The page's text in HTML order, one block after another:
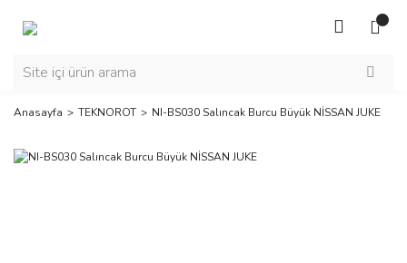
Anasayfa TEKNOROT NI-BS030 Salıncak Burcu Büyük NİSSAN JUKE